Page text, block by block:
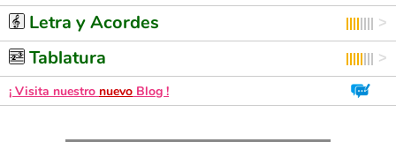
Letra y Acordes
Tablatura
¡ Visita nuestro nuevo Blog !